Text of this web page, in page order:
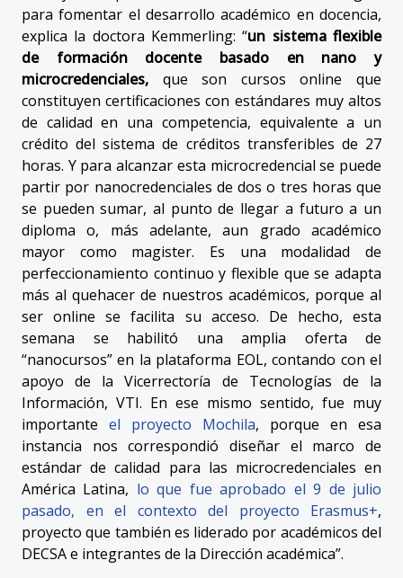
para fomentar el desarrollo académico en docencia,
explica la doctora Kemmerling: “un sistema flexible
de formación docente basado en nano y
microcredenciales, que son cursos online que
constituyen certificaciones con estándares muy altos
de calidad en una competencia, equivalente a un
crédito del sistema de créditos transferibles de 27
horas. Y para alcanzar esta microcredencial se puede
partir por nanocredenciales de dos o tres horas que
se pueden sumar, al punto de llegar a futuro a un
diploma o, más adelante, aun grado académico
mayor como magister. Es una modalidad de
perfeccionamiento continuo y flexible que se adapta
más al quehacer de nuestros académicos, porque al
ser online se facilita su acceso. De hecho, esta
semana se habilitó una amplia oferta de
“nanocursos” en la plataforma EOL, contando con el
apoyo de la Vicerrectoría de Tecnologías de la
Información, VTI. En ese mismo sentido, fue muy
importante el proyecto Mochila, porque en esa
instancia nos correspondió diseñar el marco de
estándar de calidad para las microcredenciales en
América Latina, lo que fue aprobado el 9 de julio
pasado, en el contexto del proyecto Erasmus+,
proyecto que también es liderado por académicos del
DECSA e integrantes de la Dirección académica”.